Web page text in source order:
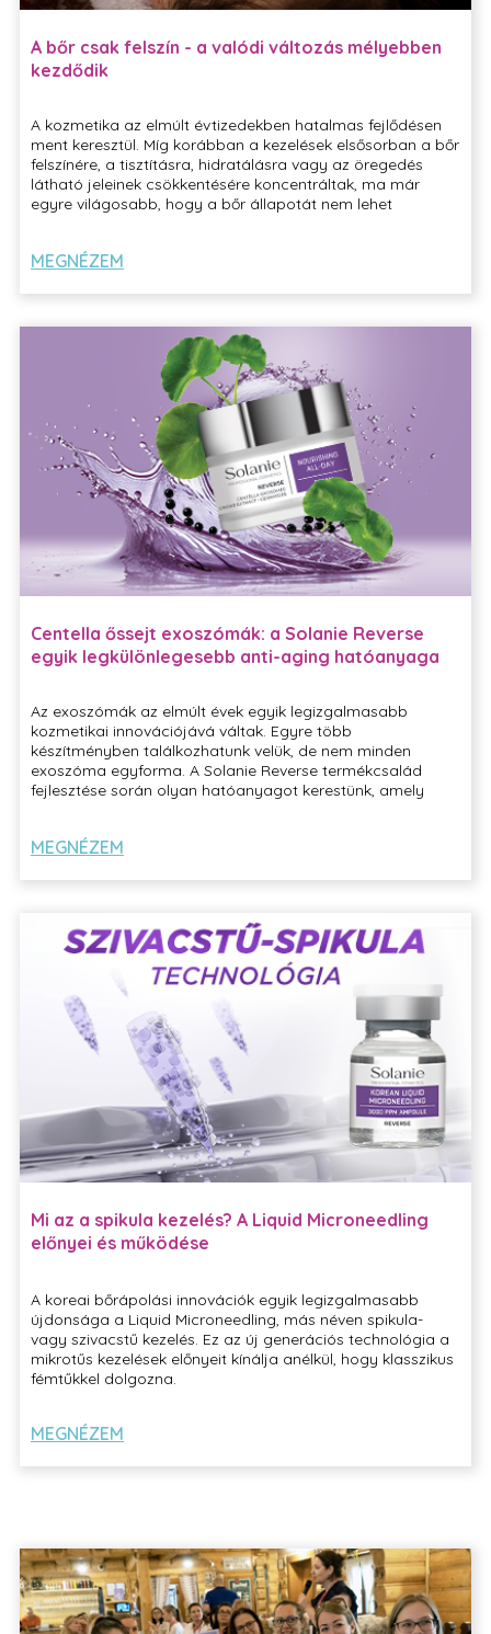
A bőr csak felszín - a valódi változás mélyebben
kezdődik
A kozmetika az elmúlt évtizedekben hatalmas fejlődésen
ment keresztül. Míg korábban a kezelések elsősorban a bőr
felszínére, a tisztításra, hidratálásra vagy az öregedés
látható jeleinek csökkentésére koncentráltak, ma már
egyre világosabb, hogy a bőr állapotát nem lehet
MEGNÉZEM
Centella őssejt exoszómák: a Solanie Reverse
egyik legkülönlegesebb anti-aging hatóanyaga
Az exoszómák az elmúlt évek egyik legizgalmasabb
kozmetikai innovációjává váltak. Egyre több
készítményben találkozhatunk velük, de nem minden
exoszóma egyforma. A Solanie Reverse termékcsalád
fejlesztése során olyan hatóanyagot kerestünk, amely
MEGNÉZEM
Mi az a spikula kezelés? A Liquid Microneedling
előnyei és működése
A koreai bőrápolási innovációk egyik legizgalmasabb
újdonsága a Liquid Microneedling, más néven spikula-
vagy szivacstű kezelés. Ez az új generációs technológia a
mikrotűs kezelések előnyeit kínálja anélkül, hogy klasszikus
fémtűkkel dolgozna.
MEGNÉZEM